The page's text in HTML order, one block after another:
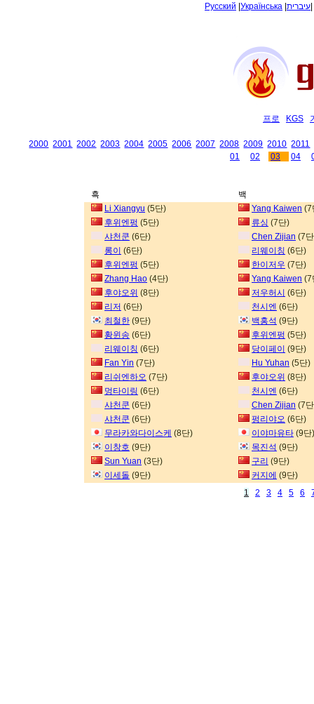
Русский Українська עיברית
프로 KGS
2000 2001 2002 2003 2004 2005 2006 2007 2008 2009 2010 2011
01
02 03 04
흑
백
Li Xiangyu (5단) Yang Kaiwen (7
후위엔펑 (5단) 류싱 (7단)
샤천쿤 (6단) Chen Zijian (7
롱이 (6단) 리웨이칭 (6단)
후위엔펑 (5단) 한이저우 (7단)
Zhang Hao (4단) Yang Kaiwen (7
후야오위 (8단) 저우허시 (6단)
리저 (6단) 천시엔 (6단)
최철한 (9단) 백홍석 (9단)
황윈송 (6단) 후위엔펑 (5단)
리웨이칭 (6단) 당이페이 (9단)
Fan Yin (7단) Hu Yuhan (5단)
리쉬엔하오 (7단) 후야오위 (8단)
멍타이링 (6단) 천시엔 (6단)
샤천쿤 (6단) Chen Zijian (7
샤천쿤 (6단) 펑리야오 (6단)
무라카와다이스케 (8단) 이야마유타 (9단)
이창호 (9단) 목진석 (9단)
Sun Yuan (3단) 구리 (9단)
이세돌 (9단) 커지에 (9단)
1
2 3 4 5 6